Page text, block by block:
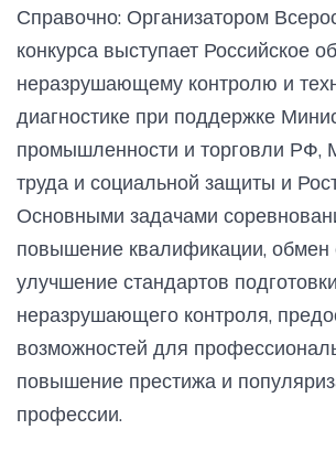
Справочно: Организатором
конкурса выступает Российское
неразрушающему контролю и
диагностике при поддержке
промышленности и торговли РФ,
труда и социальной защиты и
Основными задачами
повышение квалификации, обмен
улучшение стандартов
неразрушающего контроля,
возможностей для
повышение престижа и
профессии.